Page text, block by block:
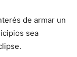
de armar un
sea